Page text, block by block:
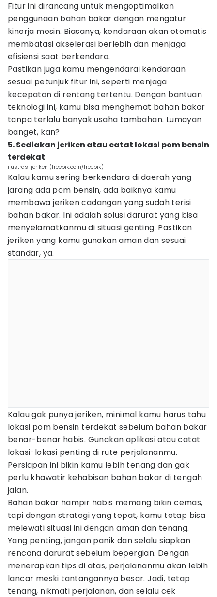
Fitur ini dirancang untuk mengoptimalkan
penggunaan bahan bakar dengan mengatur
kinerja mesin. Biasanya, kendaraan akan otomatis
membatasi akselerasi berlebih dan menjaga
efisiensi saat berkendara.
Pastikan juga kamu mengendarai kendaraan
sesuai petunjuk fitur ini, seperti menjaga
kecepatan di rentang tertentu. Dengan bantuan
teknologi ini, kamu bisa menghemat bahan bakar
tanpa terlalu banyak usaha tambahan. Lumayan
banget, kan?
5. Sediakan jeriken atau catat lokasi pom bensin
terdekat
ilustrasi jeriken (freepik.com/freepik)
Kalau kamu sering berkendara di daerah yang
jarang ada pom bensin, ada baiknya kamu
membawa jeriken cadangan yang sudah terisi
bahan bakar. Ini adalah solusi darurat yang bisa
menyelamatkanmu di situasi genting. Pastikan
jeriken yang kamu gunakan aman dan sesuai
standar, ya.
Kalau gak punya jeriken, minimal kamu harus tahu
lokasi pom bensin terdekat sebelum bahan bakar
benar-benar habis. Gunakan aplikasi atau catat
lokasi-lokasi penting di rute perjalananmu.
Persiapan ini bikin kamu lebih tenang dan gak
perlu khawatir kehabisan bahan bakar di tengah
jalan.
Bahan bakar hampir habis memang bikin cemas,
tapi dengan strategi yang tepat, kamu tetap bisa
melewati situasi ini dengan aman dan tenang.
Yang penting, jangan panik dan selalu siapkan
rencana darurat sebelum bepergian. Dengan
menerapkan tips di atas, perjalananmu akan lebih
lancar meski tantangannya besar. Jadi, tetap
tenang, nikmati perjalanan, dan selalu cek